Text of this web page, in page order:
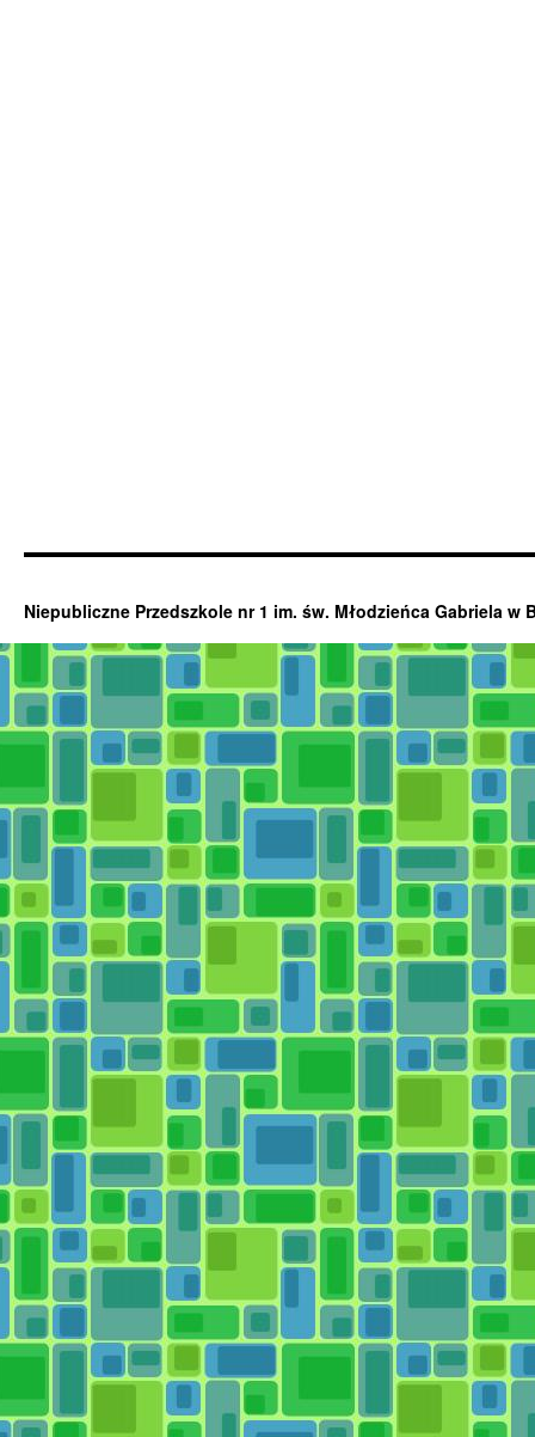
Niepubliczne Przedszkole nr 1 im. św. Młodzieńca Gabriela w